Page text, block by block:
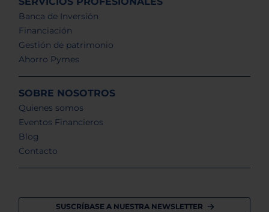
Banca de Inversión
Financiación
Gestión de patrimonio
Ahorro Pymes
SOBRE NOSOTROS
Quienes somos
Eventos Financieros
Blog
Contacto
SUSCRÍBASE A NUESTRA NEWSLETTER